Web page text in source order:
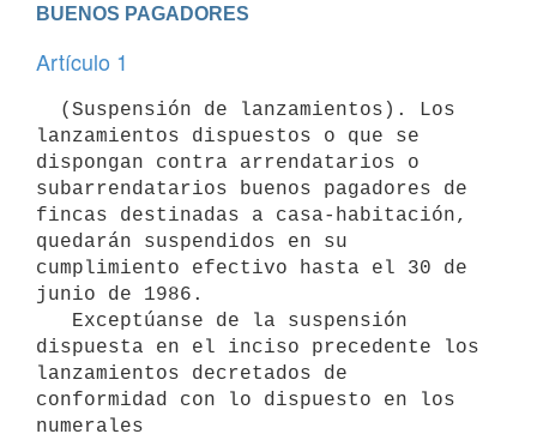
BUENOS PAGADORES
Artículo 1
lanzamientos dispuestos o que se
dispongan contra arrendatarios o
subarrendatarios buenos pagadores de
fincas destinadas a casa-habitación,
quedarán suspendidos en su
cumplimiento efectivo hasta el 30 de
junio de 1986.
dispuesta en el inciso precedente los
lanzamientos decretados de
conformidad con lo dispuesto en los
numerales